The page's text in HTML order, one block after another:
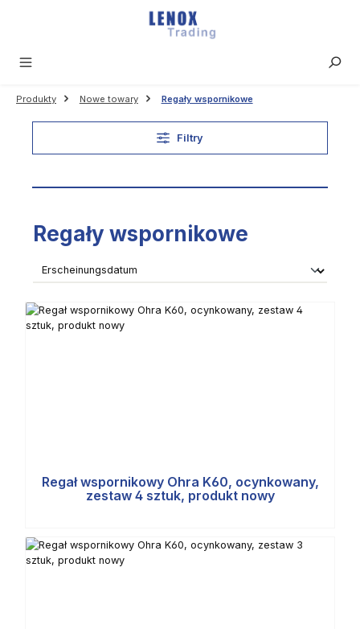
Przejdź do głównej zawartości
Produkty Nowe towary Regały wspornikowe
Filtry
Regały wspornikowe
Regał wspornikowy Ohra K60, ocynkowany,
zestaw 4 sztuk, produkt nowy